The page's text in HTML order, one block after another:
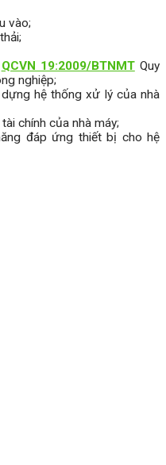
vào;
QCVN 19:2009/BTNMTQuy
nghiệp;
hệ thống xử lý của nhà
chính của nhà máy;
đáp ứng thiết bị cho hệ